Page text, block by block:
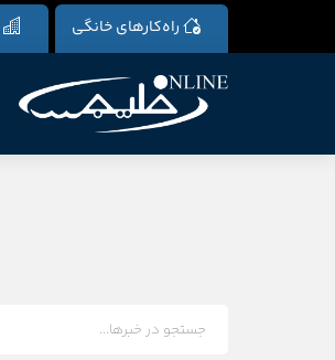
راه‌کارهای خانگی